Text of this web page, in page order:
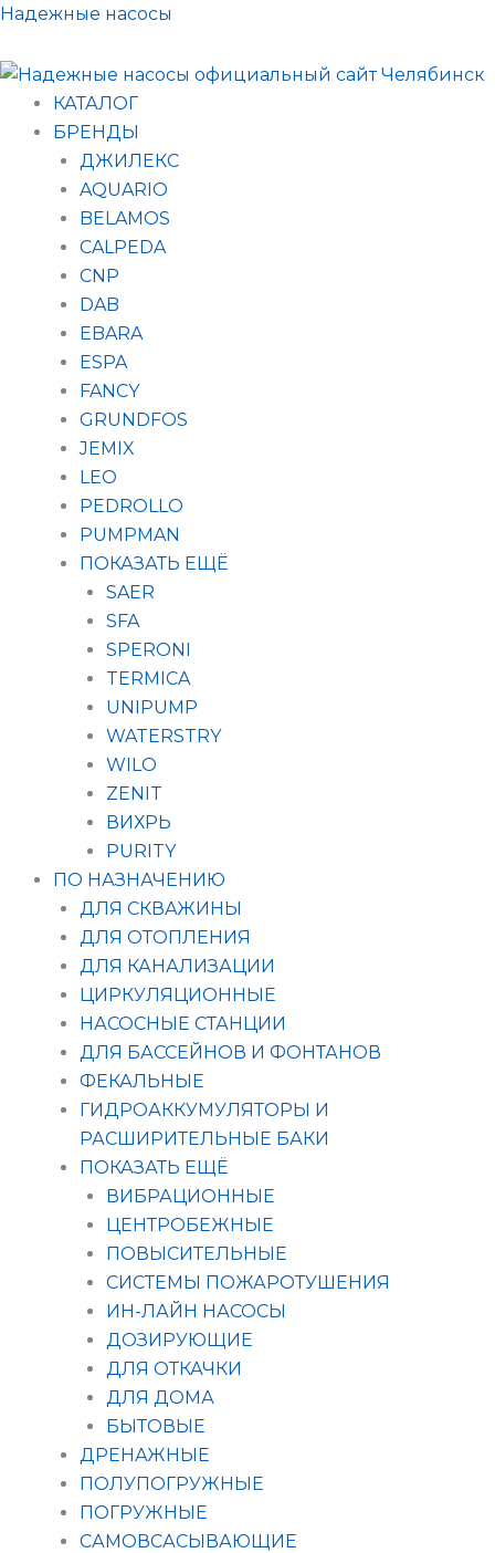
Перейти
содержимому
Надежные насосы
КАТАЛОГ
БРЕНДЫ
ДЖИЛЕКС
AQUARIO
BELAMOS
CALPEDA
CNP
DAB
EBARA
ESPA
FANCY
GRUNDFOS
JEMIX
LEO
PEDROLLO
PUMPMAN
ПОКАЗАТЬ ЕЩЁ
SAER
SFA
SPERONI
TERMICA
UNIPUMP
WATERSTRY
WILO
ZENIT
ВИХРЬ
PURITY
ПО НАЗНАЧЕНИЮ
ДЛЯ СКВАЖИНЫ
ДЛЯ ОТОПЛЕНИЯ
ДЛЯ КАНАЛИЗАЦИИ
ЦИРКУЛЯЦИОННЫЕ
НАСОСНЫЕ СТАНЦИИ
ДЛЯ БАССЕЙНОВ И ФОНТАНОВ
ФЕКАЛЬНЫЕ
ГИДРОАККУМУЛЯТОРЫ И
РАСШИРИТЕЛЬНЫЕ БАКИ
ПОКАЗАТЬ ЕЩЁ
ВИБРАЦИОННЫЕ
ЦЕНТРОБЕЖНЫЕ
ПОВЫСИТЕЛЬНЫЕ
СИСТЕМЫ ПОЖАРОТУШЕНИЯ
ИН-ЛАЙН НАСОСЫ
ДОЗИРУЮЩИЕ
ДЛЯ ОТКАЧКИ
ДЛЯ ДОМА
БЫТОВЫЕ
ДРЕНАЖНЫЕ
ПОЛУПОГРУЖНЫЕ
ПОГРУЖНЫЕ
САМОВСАСЫВАЮЩИЕ
Поиск